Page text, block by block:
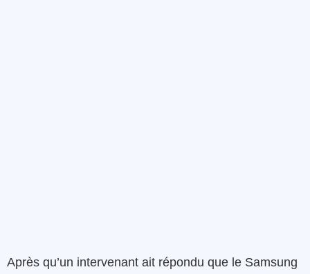
Après qu’un intervenant ait répondu que le Samsung